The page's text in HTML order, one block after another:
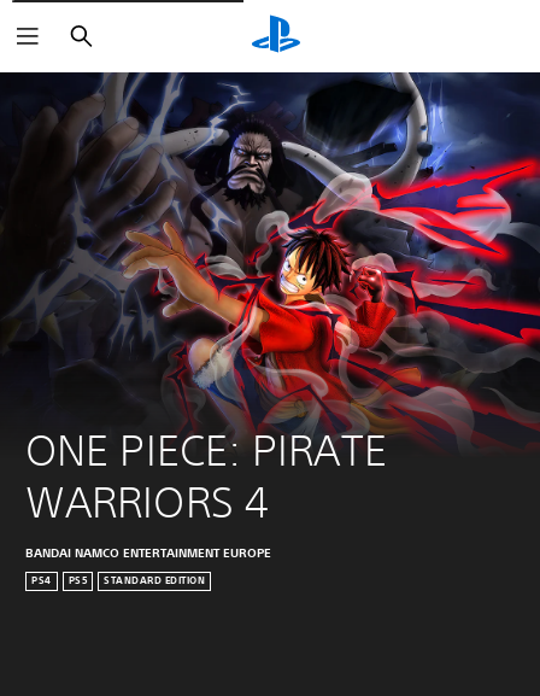
Zoeken
ONE PIECE: PIRATE
WARRIORS 4
BANDAI NAMCO ENTERTAINMENT EUROPE
PS4 PS5 STANDARD EDITION